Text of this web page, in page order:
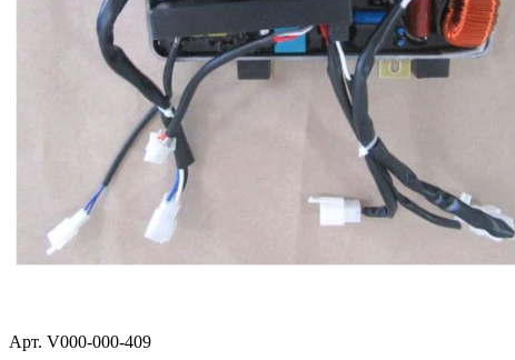
Арт. V000-000-409